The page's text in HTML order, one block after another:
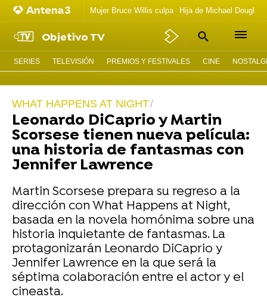
Mujer Bruce Willis culpa Hija de Michael Douglas
Objetivo TV
SERIES TELEVISIÓN PREMIOS Y FESTIVALES CINE
WHAT HAPPENS AT NIGHT
Leonardo DiCaprio y Martin
Scorsese tienen nueva película:
una historia de fantasmas con
Jennifer Lawrence
Martin Scorsese prepara su regreso a la
dirección con What Happens at Night,
basada en la novela homónima sobre una
historia inquietante de fantasmas. La
protagonizarán Leonardo DiCaprio y
Jennifer Lawrence en la que será la
séptima colaboración entre el actor y el
cineasta.